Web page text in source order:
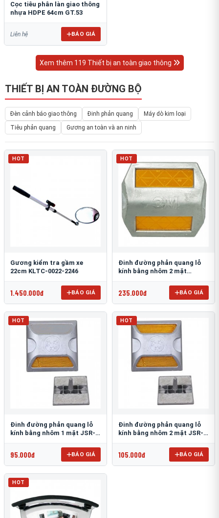
Cọc tiêu phân làn giao thông
nhựa HDPE 64cm GT.53
Liên hệ BÁO GIÁ
Xem thêm 119 Thiết bị an toàn giao thông
THIẾT BỊ AN TOÀN ĐƯỜNG BỘ
Đèn cảnh báo giao thông Đinh phản quang
Máy dò kim loại
Tiêu phản quang
Gương an toàn và an ninh
HOT
Gương kiểm tra gầm xe
22cm KLTC-0022-2246
1.450.000đ BÁO GIÁ
HOT
Đinh đường phản quang lỗ
kính bằng nhôm 2 mặt
235.000đ BÁO GIÁ
HOT
Đinh đường phản quang lỗ
kính bằng nhôm 1 mặt JSR-
95.000đ BÁO GIÁ
HOT
Đinh đường phản quang lỗ
kính bằng nhôm 2 mặt JSR-
105.000đ BÁO GIÁ
HOT